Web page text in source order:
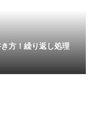
方！繰り返し処理